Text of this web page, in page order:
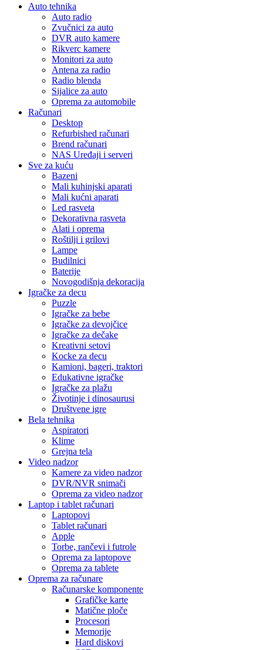
Auto tehnika
Auto radio
Zvučnici za auto
DVR auto kamere
Rikverc kamere
Monitori za auto
Antena za radio
Radio blenda
Sijalice za auto
Oprema za automobile
Računari
Desktop
Refurbished računari
Brend računari
NAS Uređaji i serveri
Sve za kuću
Bazeni
Mali kuhinjski aparati
Mali kućni aparati
Led rasveta
Dekorativna rasveta
Alati i oprema
Roštilji i grilovi
Lampe
Budilnici
Baterije
Novogodišnja dekoracija
Igračke za decu
Puzzle
Igračke za bebe
Igračke za devojčice
Igračke za dečake
Kreativni setovi
Kocke za decu
Kamioni, bageri, traktori
Edukativne igračke
Igračke za plažu
Životinje i dinosaurusi
Društvene igre
Bela tehnika
Aspiratori
Klime
Grejna tela
Video nadzor
Kamere za video nadzor
DVR/NVR snimači
Oprema za video nadzor
Laptop i tablet računari
Laptopovi
Tablet računari
Apple
Torbe, rančevi i futrole
Oprema za laptopove
Oprema za tablete
Oprema za računare
Računarske komponente
Grafičke karte
Matične ploče
Procesori
Memorije
Hard diskovi